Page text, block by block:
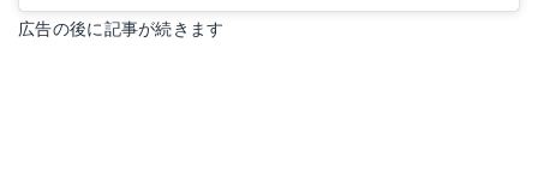
広告の後に記事が続きます